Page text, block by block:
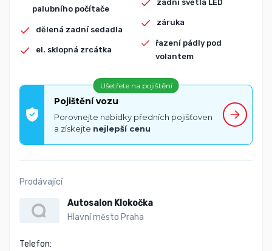
palubního počítače
dělená zadní sedadla
el. sklopná zrcátka
zadní světla LED
záruka
řazení pádly pod
volantem
Ušetřete na pojištění
Pojištění vozu
Porovnejte nabídky předních pojišťoven
a získejte nejlepší cenu
Prodávající
Autosalon Klokočka
Hlavní město Praha
Telefon: